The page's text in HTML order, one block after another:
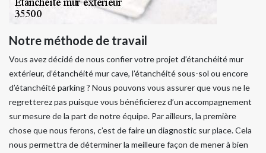
Notre méthode de travail
Vous avez décidé de nous confier votre projet d’étanchéité mur
extérieur, d’étanchéité mur cave, l’étanchéité sous-sol ou encore
d’étanchéité parking ? Nous pouvons vous assurer que vous ne le
regretterez pas puisque vous bénéficierez d’un accompagnement
sur mesure de la part de notre équipe. Par ailleurs, la première
chose que nous ferons, c’est de faire un diagnostic sur place. Cela
nous permettra de déterminer la meilleure façon de mener à bien